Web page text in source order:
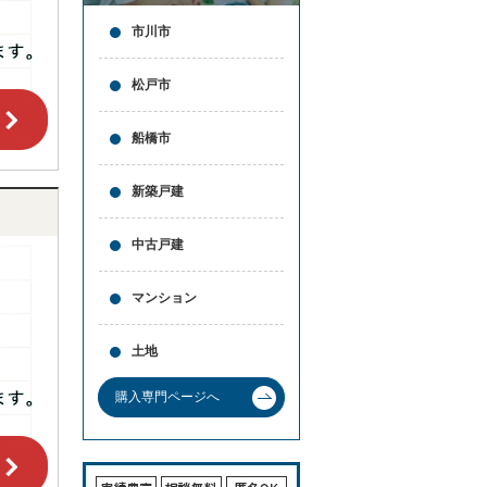
市川市
松戸市
船橋市
新築戸建
中古戸建
マンション
土地
購入専門ページへ